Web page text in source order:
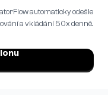
automaticky odešle
a vkládání 50x denně.